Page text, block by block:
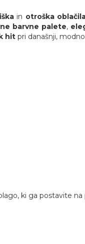
in otroška
barvne palete,
hitpri današnji,
ki ga postavite